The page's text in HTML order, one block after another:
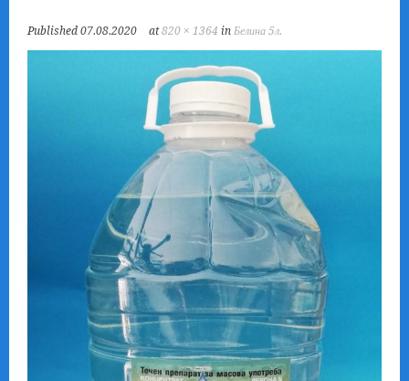
Published07.08.2020 at820 × 1364 inБелина 5л.